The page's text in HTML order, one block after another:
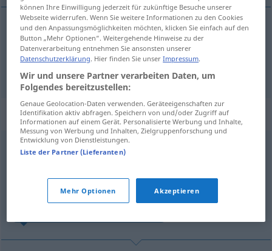
senior ranghöchst ranghoch
high-ranking ranghöchst MIL
„ranghöchst“: Adjektiv
ranghöchst <attr
können Ihre Einwilligung jederzeit für zukünftige Besuche unserer
Webseite widerrufen. Wenn Sie weitere Informationen zu den Cookies
und den Anpassungsmöglichkeiten möchten, klicken Sie einfach auf den
Button „Mehr Optionen“. Weitergehende Hinweise zu der
Datenverarbeitung entnehmen Sie ansonsten unserer
Datenschutzerklärung. Hier finden Sie unserImpressum.
Wir und unsere Partner verarbeiten Daten, um
Folgendes bereitzustellen:
Genaue Geolocation-Daten verwenden. Geräteeigenschaften zur
Identifikation aktiv abfragen. Speichern von und/oder Zugriff auf
Informationen auf einem Gerät. Personalisierte Werbung und Inhalte,
Messung von Werbung und Inhalten, Zielgruppenforschung und
Entwicklung von Dienstleistungen.
Liste der Partner (Lieferanten)
Mehr Optionen Akzeptieren